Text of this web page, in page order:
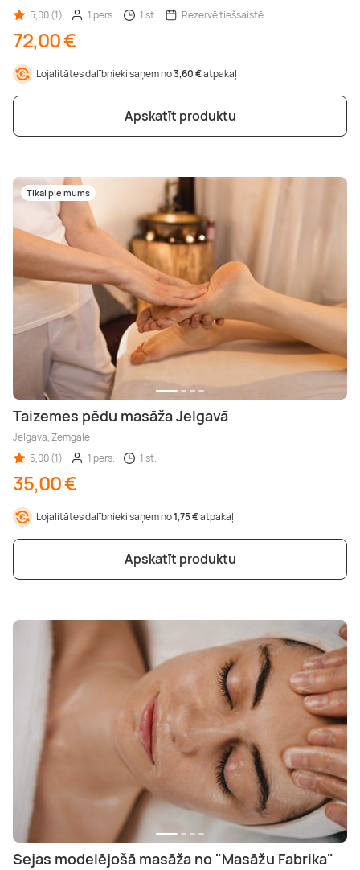
5,00 (1)
1 pers. 1 st. Rezervē tiešsaistē
72,00 €
Lojalitātes dalībnieki saņem no3,60 €atpakaļ
Apskatīt produktu
Tikai pie mums
Taizemes pēdu masāža Jelgavā
Jelgava, Zemgale
5,00 (1)
1 pers. 1 st.
35,00 €
Lojalitātes dalībnieki saņem no1,75 €atpakaļ
Apskatīt produktu
Sejas modelējošā masāža no "Masāžu Fabrika"